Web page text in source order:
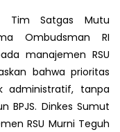
Tim Satgas Mutu
Ombudsman RI
manajemen RSU
bahwa prioritas
administratif, tanpa
BPJS. Dinkes Sumut
RSU Murni Teguh